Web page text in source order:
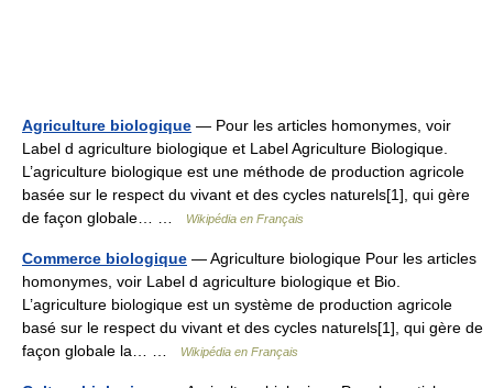
Agriculture biologique — Pour les articles homonymes, voir
Label d agriculture biologique et Label Agriculture Biologique.
L’agriculture biologique est une méthode de production agricole
basée sur le respect du vivant et des cycles naturels[1], qui gère
de façon globale… …
Wikipédia en Français
Commerce biologique — Agriculture biologique Pour les articles
homonymes, voir Label d agriculture biologique et Bio.
L’agriculture biologique est un système de production agricole
basé sur le respect du vivant et des cycles naturels[1], qui gère de
façon globale la… …
Wikipédia en Français